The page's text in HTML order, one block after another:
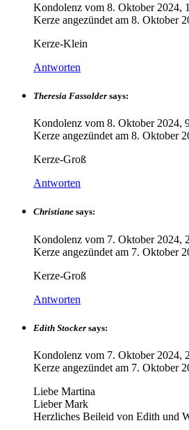
Kondolenz vom 8. Oktober 2024,
Kerze angezündet am 8. Oktober
Kerze-Klein
Antworten
Theresia Fassolder says:
Kondolenz vom 8. Oktober 2024,
Kerze angezündet am 8. Oktober
Kerze-Groß
Antworten
Christiane says:
Kondolenz vom 7. Oktober 2024,
Kerze angezündet am 7. Oktober
Kerze-Groß
Antworten
Edith Stocker says:
Kondolenz vom 7. Oktober 2024,
Kerze angezündet am 7. Oktober
Liebe Martina
Lieber Mark
Herzliches Beileid von Edith und